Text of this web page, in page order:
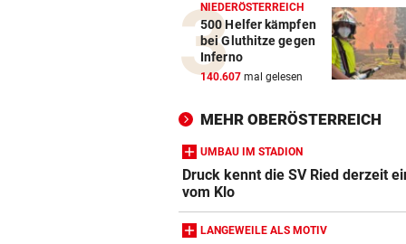
NIEDERÖSTERREICH
500 Helfer kämpfen
bei Gluthitze gegen
Inferno
140.607 mal gelesen
MEHR OBERÖSTERREICH
UMBAU IM STADION
Druck kennt die SV Ried derzeit
vom Klo
LANGEWEILE ALS MOTIV